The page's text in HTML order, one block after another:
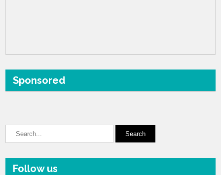
Sponsored
Follow us